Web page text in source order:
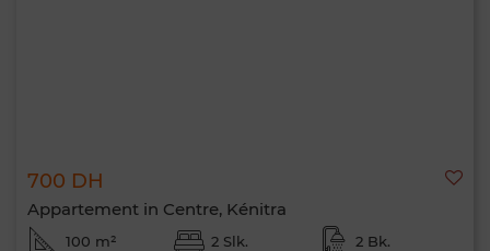
700 DH
Appartement in Centre, Kénitra
100 m² 2 Slk. 2 Bk.